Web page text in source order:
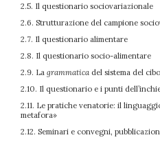
2.5. Il questionario sociovariazionale
2.6. Strutturazione del campione
2.7. Il questionario alimentare
2.8. Il questionario socio-alimentare
2.9. La grammatica del sistema del
2.10. Il questionario e i punti
2.11. Le pratiche venatorie: il
metafora»
2.12. Seminari e convegni,